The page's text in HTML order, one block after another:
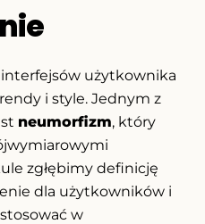
użytkownika
i style. Jednym z
neumorfizm, który
zgłębimy definicję
dla użytkowników i
w